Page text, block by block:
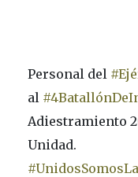
Personal del
al
Adiestramiento
Unidad.